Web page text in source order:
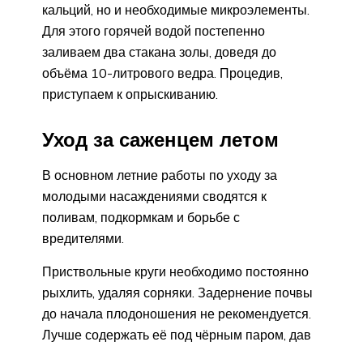
кальций, но и необходимые микроэлементы.
Для этого горячей водой постепенно
заливаем два стакана золы, доведя до
объёма 10-литрового ведра. Процедив,
приступаем к опрыскиванию.
Уход за саженцем летом
В основном летние работы по уходу за
молодыми насаждениями сводятся к
поливам, подкормкам и борьбе с
вредителями.
Приствольные круги необходимо постоянно
рыхлить, удаляя сорняки. Задернение почвы
до начала плодоношения не рекомендуется.
Лучше содержать её под чёрным паром, дав